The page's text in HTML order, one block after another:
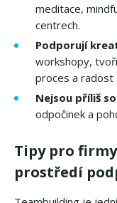
meditace,
centrech.
Podporují
workshopy,
proces a radost
Nejsou příliš
odpočinek a
Tipy pro
prostředí